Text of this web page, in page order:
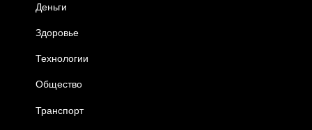
Деньги
Здоровье
Технологии
Общество
Транспорт